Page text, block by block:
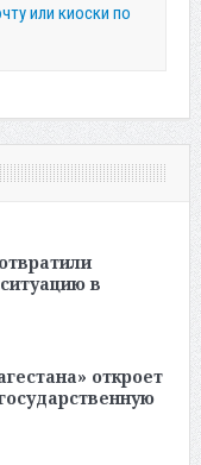
или киоски по
в
откроет